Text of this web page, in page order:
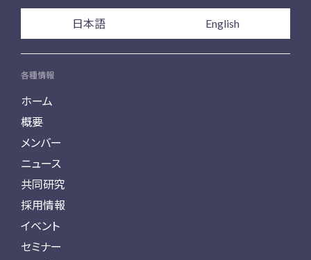
日本語 English
各種情報
ホーム
概要
メンバー
ニュース
共同研究
採用情報
イベント
セミナー